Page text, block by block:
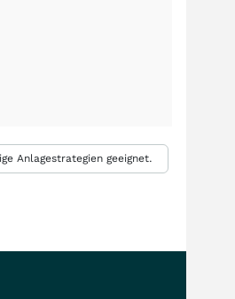
Anlagestrategien geeignet.